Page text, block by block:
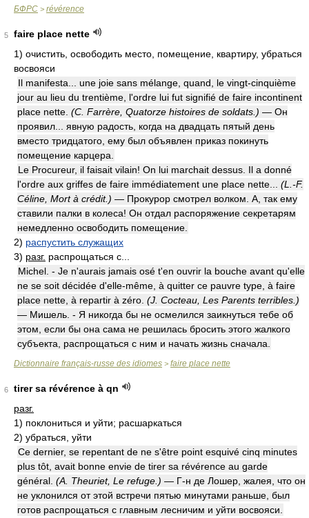
БФРС > révérence
5
faire place nette
1) очистить, освободить место, помещение, квартиру, убраться
восвояси
Il manifesta... une joie sans mélange, quand, le vingt-cinquième
jour au lieu du trentième, l'ordre lui fut signifié de faire incontinent
place nette. (C. Farrère, Quatorze histoires de soldats.) — Он
проявил... явную радость, когда на двадцать пятый день
вместо тридцатого, ему был объявлен приказ покинуть
помещение карцера.
Le Procureur, il faisait vilain! On lui marchait dessus. Il a donné
l'ordre aux griffes de faire immédiatement une place nette... (L.-F.
Céline, Mort à crédit.) — Прокурор смотрел волком. А, так ему
ставили палки в колеса! Он отдал распоряжение секретарям
немедленно освободить помещение.
2) распустить служащих
3) разг. распрощаться с...
Michel. - Je n'aurais jamais osé t'en ouvrir la bouche avant qu'elle
ne se soit décidée d'elle-même, à quitter ce pauvre type, à faire
place nette, à repartir à zéro. (J. Cocteau, Les Parents terribles.)
— Мишель. - Я никогда бы не осмелился заикнуться тебе об
этом, если бы она сама не решилась бросить этого жалкого
субъекта, распрощаться с ним и начать жизнь сначала.
Dictionnaire français-russe des idiomes > faire place nette
6
tirer sa révérence à qn
разг.
1) поклониться и уйти; расшаркаться
2) убраться, уйти
Ce dernier, se repentant de ne s'être point esquivé cinq minutes
plus tôt, avait bonne envie de tirer sa révérence au garde
général. (A. Theuriet, Le refuge.) — Г-н де Лошер, жалея, что он
не уклонился от этой встречи пятью минутами раньше, был
готов распрощаться с главным лесничим и уйти восвояси.